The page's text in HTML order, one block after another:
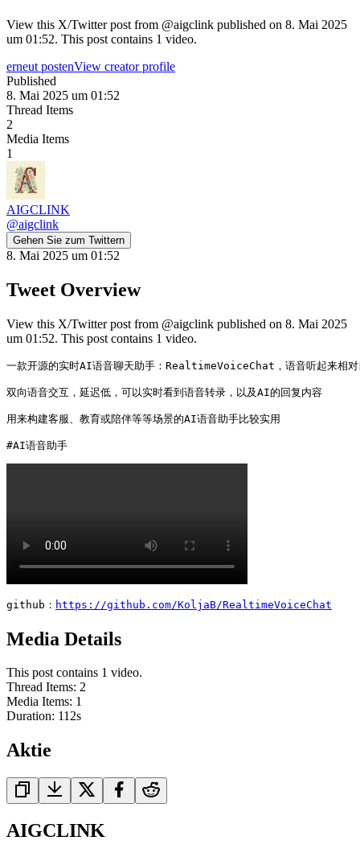
View this X/Twitter post from @aigclink published on 8. Mai 2025
um 01:52. This post contains 1 video.
erneut postenView creator profile
Published
8. Mai 2025 um 01:52
Thread Items
2
Media Items
1
AIGCLINK
@aigclink
Gehen Sie zum Twittern
8. Mai 2025 um 01:52
Tweet Overview
View this X/Twitter post from @aigclink published on 8. Mai 2025
um 01:52. This post contains 1 video.
一款开源的实时AI语音聊天助手：RealtimeVoiceChat，语音听起来相对
双向语音交互，延迟低，可以实时看到语音转录，以及AI的回复内容
用来构建客服、教育或陪伴等等场景的AI语音助手比较实用
#AI语音助手
github： https://github.com/KoljaB/RealtimeVoiceChat
Media Details
This post contains 1 video.
Thread Items: 2
Media Items: 1
Duration: 112s
Aktie
AIGCLINK